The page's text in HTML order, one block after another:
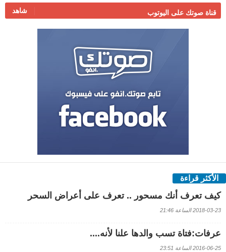
قناة صوتك على اليوتوب شاهد
الأكثر قراءة
كيف تعرف أنك مسحور .. تعرف على أعراض السحر
2018-03-23 الساعة 21:46
عرفات:فتاة تسب والدها علنا لأنه....
2016-06-25 الساعة 23:51